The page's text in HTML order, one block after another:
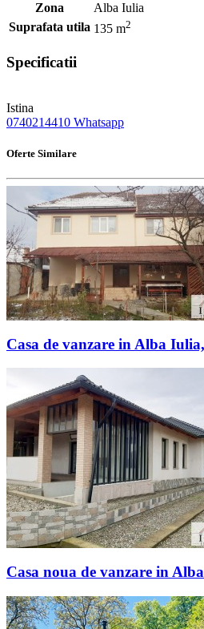
Zona
Alba Iulia
Suprafata utila 135 m2
Specificatii
Istina
0740214410 Whatsapp
Oferte Similare
Casa de vanzare in Alba
Casa noua de vanzare in